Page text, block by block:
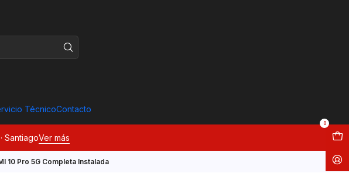
TécnicoContacto
0
SantiagoVer más
10 Pro 5G Completa Instalada